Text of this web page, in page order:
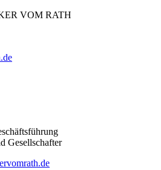
VOM RATH
Gesellschafter